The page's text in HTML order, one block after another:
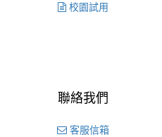
校園試用
聯絡我們
客服信箱